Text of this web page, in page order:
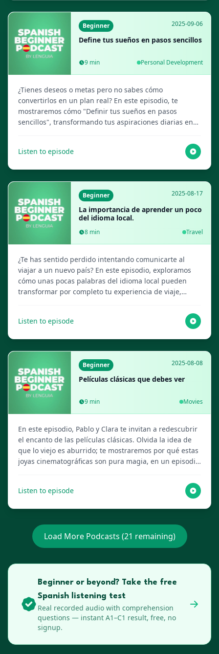
Beginner 2025-09-06
Define tus sueños en pasos sencillos
9 min Personal Development
¿Tienes deseos o metas pero no sabes cómo
convertirlos en un plan real? En este episodio, te
mostraremos cómo "Definir tus sueños en pasos
sencillos", transformando tus aspiraciones diarias en
inspirará a soñar despierto con propósito y dirección.
Listen to episode
Beginner 2025-08-17
La importancia de aprender un poco
del idioma local.
8 min Travel
¿Te has sentido perdido intentando comunicarte al
viajar a un nuevo país? En este episodio, exploramos
cómo unas pocas palabras del idioma local pueden
transformar por completo tu experiencia de viaje,
anfitriones, creados por IA, te mostrarán lo fácil y útil
que es. Visita Lenguia.com para obtener el guion
Listen to episode
Beginner 2025-08-08
Películas clásicas que debes ver
9 min Movies
En este episodio, Pablo y Clara te invitan a redescubrir
el encanto de las películas clásicas. Olvida la idea de
que lo viejo es aburrido; te mostraremos por qué estas
joyas cinematográficas son pura magia, en un episodio
anfitriones de IA. ¡Visita Lenguia.com para obtener el
guion completo, crear flashcards multimedia y más
Listen to episode
Load More Podcasts (21 remaining)
Beginner or beyond? Take the free
Spanish listening test
Real recorded audio with comprehension
questions — instant A1–C1 result, free, no
signup.